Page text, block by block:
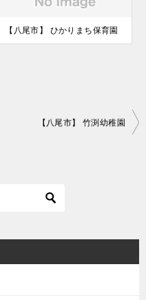
【八尾市】 ひかりまち保育園
【八尾市】 竹渕幼稚園